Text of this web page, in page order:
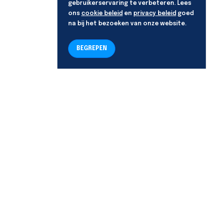
gebruikerservaring te verbeteren. Lees
ons cookie beleid en privacy beleid goed
na bij het bezoeken van onze website.
BEGREPEN